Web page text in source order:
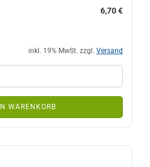
6,70 €
inkl. 19% MwSt. zzgl. Versand
WARENKORB